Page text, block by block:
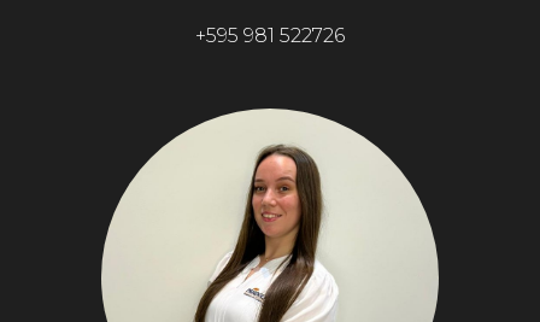
+595 981 522726